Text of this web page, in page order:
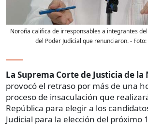
Noroña califica de irresponsables a integrantes
del Poder Judicial que renunciaron.- Foto:
La Suprema Corte de Justicia de la
provocó el retraso por más de una
proceso de insaculación que
República para elegir a los
Judicial para la elección del próximo